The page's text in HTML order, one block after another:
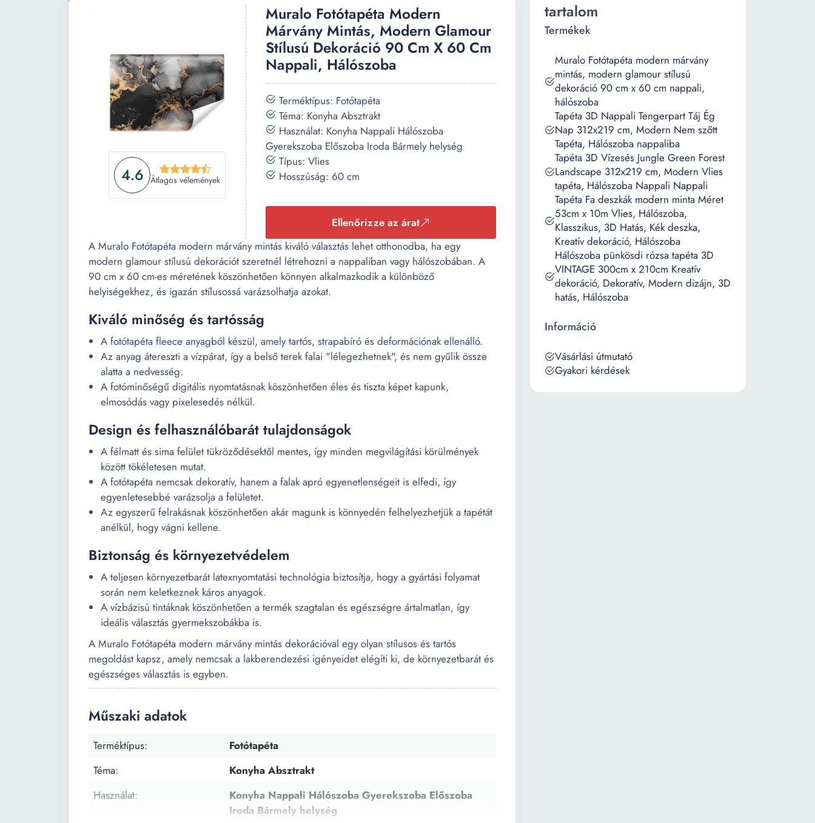
4.6 Átlagos vélemények
Muralo Fotótapéta Modern
Márvány Mintás, Modern Glamour
Stílusú Dekoráció 90 Cm X 60 Cm
Nappali, Hálószoba
Terméktípus: Fotótapéta
Téma: Konyha Absztrakt
Használat: Konyha Nappali Hálószoba
Gyerekszoba Előszoba Iroda Bármely helység
Típus: Vlies
Hosszúság: 60 cm
Ellenőrizze az árat
A Muralo Fotótapéta modern márvány mintás kiváló választás lehet otthonodba, ha egy
modern glamour stílusú dekorációt szeretnél létrehozni a nappaliban vagy hálószobában. A
90 cm x 60 cm-es méretének köszönhetően könnyen alkalmazkodik a különböző
helyiségekhez, és igazán stílusossá varázsolhatja azokat.
Kiváló minőség és tartósság
A fotótapéta fleece anyagból készül, amely tartós, strapabíró és deformációnak ellenálló.
Az anyag átereszti a vízpárat, így a belső terek falai "lélegezhetnek", és nem gyűlik össze
alatta a nedvesség.
A fotóminőségű digitális nyomtatásnak köszönhetően éles és tiszta képet kapunk,
elmosódás vagy pixelesedés nélkül.
Design és felhasználóbarát tulajdonságok
A félmatt és sima felület tükröződésektől mentes, így minden megvilágítási körülmények
között tökéletesen mutat.
A fotótapéta nemcsak dekoratív, hanem a falak apró egyenetlenségeit is elfedi, így
egyenletesebbé varázsolja a felületet.
Az egyszerű felrakásnak köszönhetően akár magunk is könnyedén felhelyezhetjük a tapétát
anélkül, hogy vágni kellene.
Biztonság és környezetvédelem
A teljesen környezetbarát latexnyomtatási technológia biztosítja, hogy a gyártási folyamat
során nem keletkeznek káros anyagok.
A vízbázisú tintáknak köszönhetően a termék szagtalan és egészségre ártalmatlan, így
ideális választás gyermekszobákba is.
A Muralo Fotótapéta modern márvány mintás dekorációval egy olyan stílusos és tartós
megoldást kapsz, amely nemcsak a lakberendezési igényeidet elégíti ki, de környezetbarát és
egészséges választás is egyben.
Műszaki adatok
Terméktípus:
Fotótapéta
Téma:
Konyha Absztrakt
Használat:
Konyha Nappali Hálószoba Gyerekszoba Előszoba
Iroda Bármely helység
tartalom
Termékek
Muralo Fotótapéta modern márvány
mintás, modern glamour stílusú
dekoráció 90 cm x 60 cm nappali,
hálószoba
Tapéta 3D Nappali Tengerpart Táj Ég
Nap 312x219 cm, Modern Nem szőtt
Tapéta, Hálószoba nappaliba
Tapéta 3D Vízesés Jungle Green Forest
Landscape 312x219 cm, Modern Vlies
tapéta, Hálószoba Nappali Nappali
Tapéta Fa deszkák modern minta Méret
53cm x 10m Vlies, Hálószoba,
Klasszikus, 3D Hatás, Kék deszka,
Kreatív dekoráció, Hálószoba
Hálószoba pünkösdi rózsa tapéta 3D
VINTAGE 300cm x 210cm Kreatív
dekoráció, Dekoratív, Modern dizájn, 3D
hatás, Hálószoba
Információ
Vásárlási útmutató
Gyakori kérdések